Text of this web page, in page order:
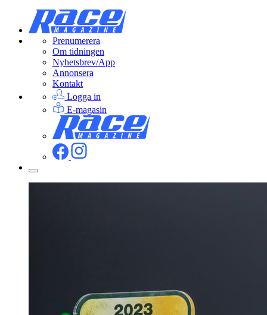
Prenumerera
Om tidningen
Nyhetsbrev/App
Annonsera
Kontakt
Logga in
E-magasin